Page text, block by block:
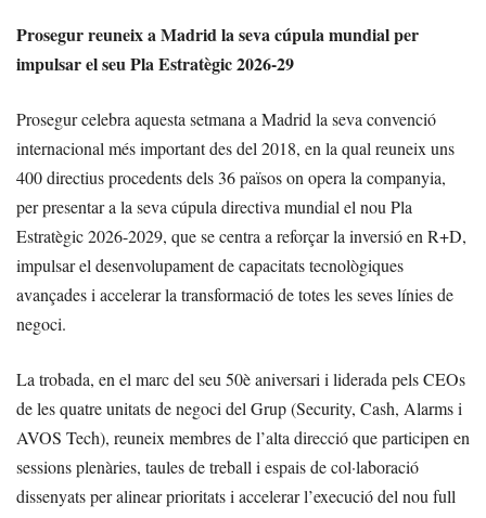
Prosegur reuneix a Madrid la seva cúpula mundial per
impulsar el seu Pla Estratègic 2026-29
Prosegur celebra aquesta setmana a Madrid la seva convenció
internacional més important des del 2018, en la qual reuneix uns
400 directius procedents dels 36 països on opera la companyia,
per presentar a la seva cúpula directiva mundial el nou Pla
Estratègic 2026-2029, que se centra a reforçar la inversió en R+D,
impulsar el desenvolupament de capacitats tecnològiques
avançades i accelerar la transformació de totes les seves línies de
negoci.
La trobada, en el marc del seu 50è aniversari i liderada pels CEOs
de les quatre unitats de negoci del Grup (Security, Cash, Alarms i
AVOS Tech), reuneix membres de l’alta direcció que participen en
sessions plenàries, taules de treball i espais de col·laboració
dissenyats per alinear prioritats i accelerar l’execució del nou full